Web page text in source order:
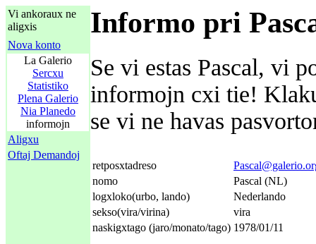
Vi ankoraux ne
aligxis
Nova konto
La Galerio
Sercxu
Statistiko
Plena Galerio
Nia Planedo
informojn
Aligxu
Oftaj Demandoj
Informo pri
Se vi estas Pascal, vi
informojn cxi tie!
se vi ne havas
retposxtadreso
nomo
Pascal (NL)
logxloko(urbo, lando)
Nederlando
sekso(vira/virina)
vira
naskigxtago (jaro/monato/tago) 1978/01/11